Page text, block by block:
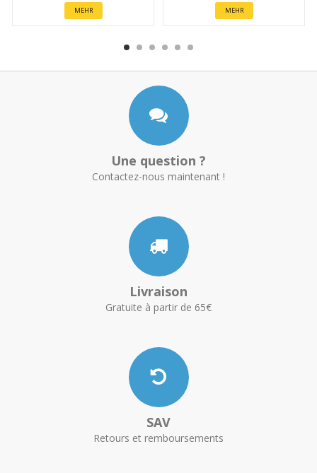
MEHR MEHR
Une question ?
Contactez-nous maintenant !
Livraison
Gratuite à partir de 65€
SAV
Retours et remboursements